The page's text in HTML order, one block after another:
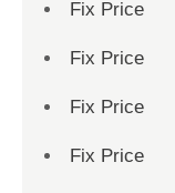
Fix Price
Fix Price
Fix Price
Fix Price